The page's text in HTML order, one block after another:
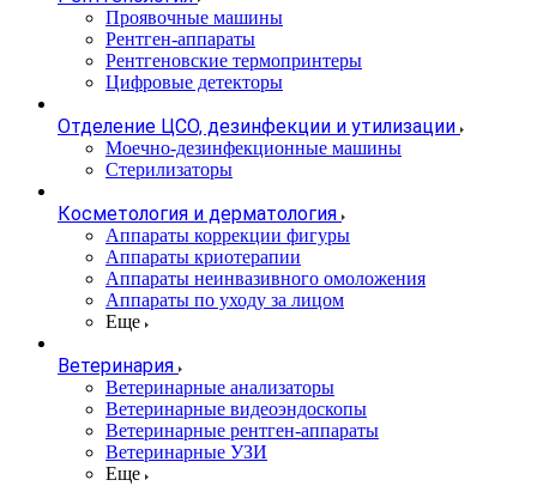
Проявочные машины
Рентген-аппараты
Рентгеновские термопринтеры
Цифровые детекторы
Отделение ЦСО, дезинфекции и утилизации
Моечно-дезинфекционные машины
Стерилизаторы
Косметология и дерматология
Аппараты коррекции фигуры
Аппараты криотерапии
Аппараты неинвазивного омоложения
Аппараты по уходу за лицом
Еще
Ветеринария
Ветеринарные анализаторы
Ветеринарные видеоэндоскопы
Ветеринарные рентген-аппараты
Ветеринарные УЗИ
Еще